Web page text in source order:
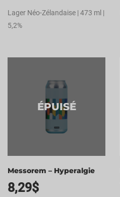
Lager Néo-Zélandaise | 473 ml |
5,2%
ÉPUISÉ
Messorem – Hyperalgie
8,29$